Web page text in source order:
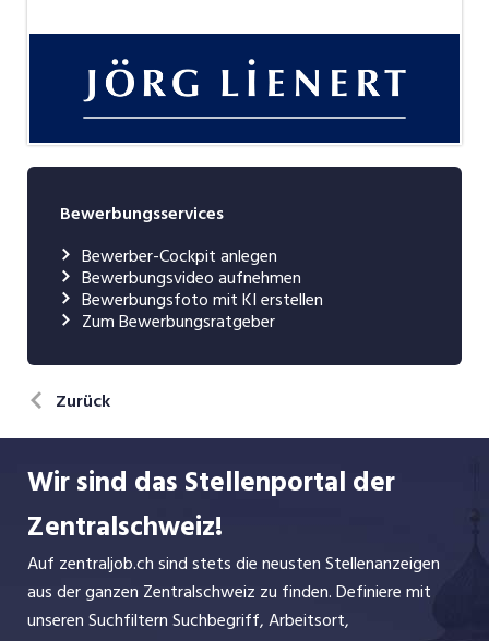
Bewerbungsservices
Bewerber-Cockpit anlegen
Bewerbungsvideo aufnehmen
Bewerbungsfoto mit KI erstellen
Zum Bewerbungsratgeber
Zurück
Wir sind das Stellenportal der
Zentralschweiz!
Auf zentraljob.ch sind stets die neusten Stellenanzeigen
aus der ganzen Zentralschweiz zu finden. Definiere mit
unseren Suchfiltern Suchbegriff, Arbeitsort,